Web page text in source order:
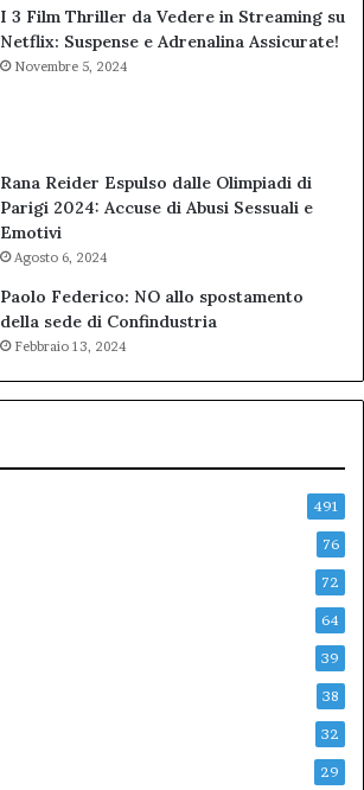
I 3 Film Thriller da Vedere in Streaming su
Netflix: Suspense e Adrenalina Assicurate!
Novembre 5, 2024
Rana Reider Espulso dalle Olimpiadi di
Parigi 2024: Accuse di Abusi Sessuali e
Emotivi
Agosto 6, 2024
Paolo Federico: NO allo spostamento
della sede di Confindustria
Febbraio 13, 2024
491
76
72
64
39
38
32
29